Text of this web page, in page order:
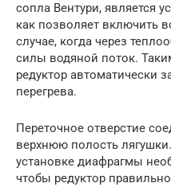
сопла Вентури, является
как позволяет включить
случае, когда через
силы водяной поток.
редуктор автоматически
перегрева.
Переточное отверстие
верхнюю полость
установке диафрагмы
чтобы редуктор